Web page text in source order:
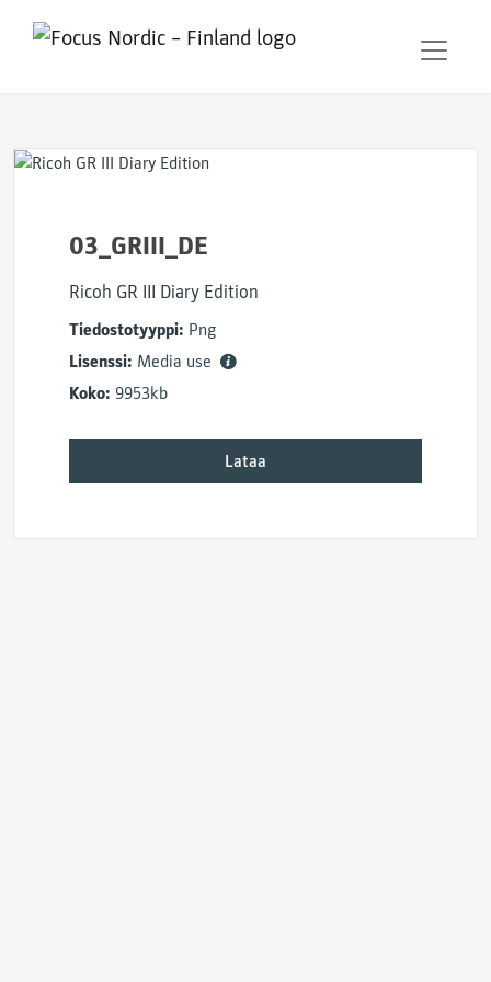
03_GRIII_DE
Ricoh GR III Diary Edition
Tiedostotyyppi: Png
Lisenssi: Media use
Koko: 9953kb
Lataa